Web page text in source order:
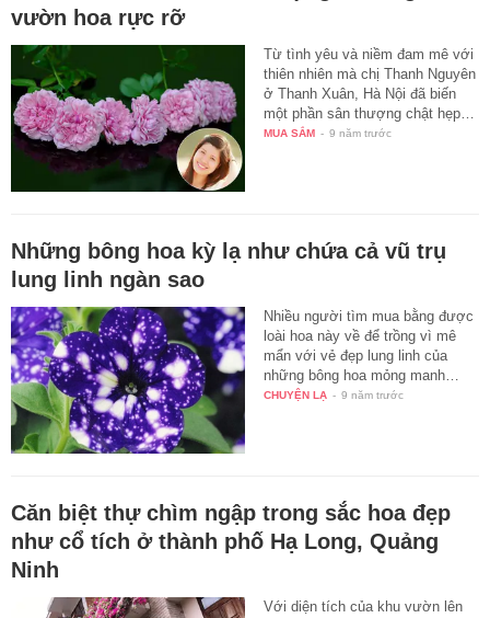
vườn hoa rực rỡ
Từ tình yêu và niềm đam mê với
thiên nhiên mà chị Thanh Nguyên
ở Thanh Xuân, Hà Nội đã biến
một phần sân thượng chật hẹp…
MUA SẮM - 9 năm trước
Những bông hoa kỳ lạ như chứa cả vũ trụ
lung linh ngàn sao
Nhiều người tìm mua bằng được
loài hoa này về để trồng vì mê
mẩn với vẻ đẹp lung linh của
những bông hoa mỏng manh…
CHUYỆN LẠ - 9 năm trước
Căn biệt thự chìm ngập trong sắc hoa đẹp
như cổ tích ở thành phố Hạ Long, Quảng
Ninh
Với diện tích của khu vườn lên